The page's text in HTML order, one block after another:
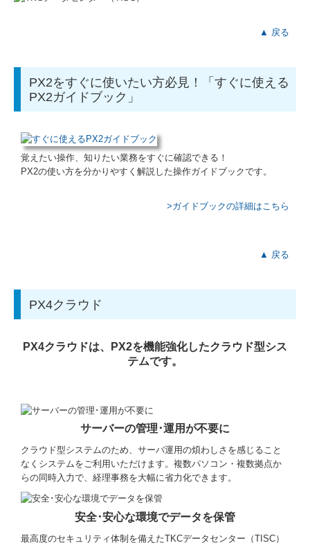
▲ 戻る
PX2をすぐに使いたい方必見！「すぐに使える
PX2ガイドブック」
覚えたい操作、知りたい業務をすぐに確認できる！
PX2の使い方を分かりやすく解説した操作ガイドブックです。
>ガイドブックの詳細はこちら
▲ 戻る
PX4クラウド
PX4クラウドは、PX2を機能強化したクラウド型シス
テムです。
サーバーの管理･運用が不要に
クラウド型システムのため、サーバ運用の煩わしさを感じること
なくシステムをご利用いただけます。複数パソコン・複数拠点か
らの同時入力で、経理事務を大幅に省力化できます。
安全･安心な環境でデータを保管
最高度のセキュリティ体制を備えたTKCデータセンター（TISC）